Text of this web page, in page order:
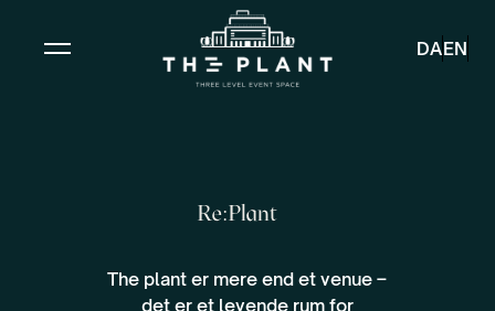
DAEN
Re:Plant
The plant er mere end et venue –
det er et levende rum for